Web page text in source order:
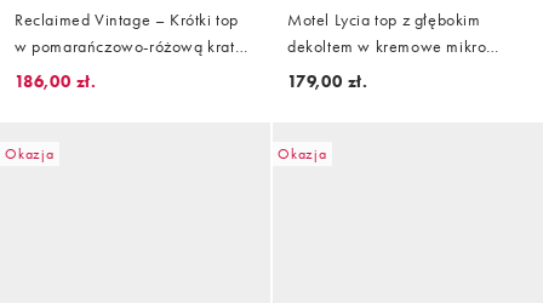
Reclaimed Vintage – Krótki top
w pomarańczowo-różową kratę
z koronkowym wykończeniem
186,00 zł.
Motel Lycia top z głębokim
dekoltem w kremowe mikro
groszki
179,00 zł.
Okazja Okazja